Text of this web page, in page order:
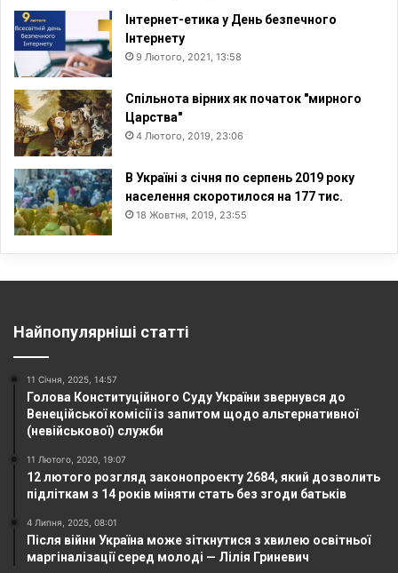
Інтернет-етика у День безпечного
Інтернету
9 Лютого, 2021, 13:58
Спільнота вірних як початок "мирного
Царства"
4 Лютого, 2019, 23:06
В Україні з січня по серпень 2019 року
населення скоротилося на 177 тис.
18 Жовтня, 2019, 23:55
Найпопулярніші статті
11 Січня, 2025, 14:57
Голова Конституційного Суду України звернувся до
Венеційської комісії із запитом щодо альтернативної
(невійськової) служби
11 Лютого, 2020, 19:07
12 лютого розгляд законопроекту 2684, який дозволить
підліткам з 14 років міняти стать без згоди батьків
4 Липня, 2025, 08:01
Після війни Україна може зіткнутися з хвилею освітньої
маргіналізації серед молоді — Лілія Гриневич